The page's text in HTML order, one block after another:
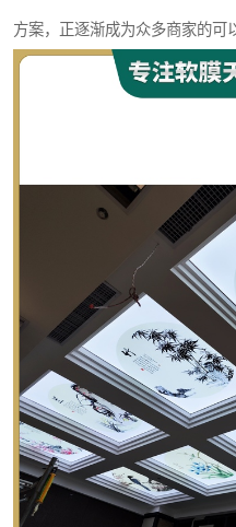
方案，正逐渐成为众多商家的可